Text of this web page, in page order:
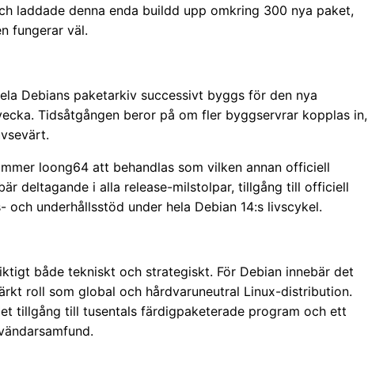
laddade denna enda buildd upp omkring 300 nya paket,
fungerar väl.
Debians paketarkiv successivt byggs för den nya
Tidsåtgången beror på om fler byggservrar kopplas in,
loong64 att behandlas som vilken annan officiell
deltagande i alla release-milstolpar, tillgång till officiell
underhållsstöd under hela Debian 14:s livscykel.
både tekniskt och strategiskt. För Debian innebär det
roll som global och hårdvaruneutral Linux-distribution.
tillgång till tusentals färdigpaketerade program och ett